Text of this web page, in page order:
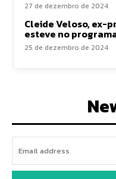
27 de dezembro de 2024
Cleide Veloso, ex-
esteve no
25 de dezembro de 2024